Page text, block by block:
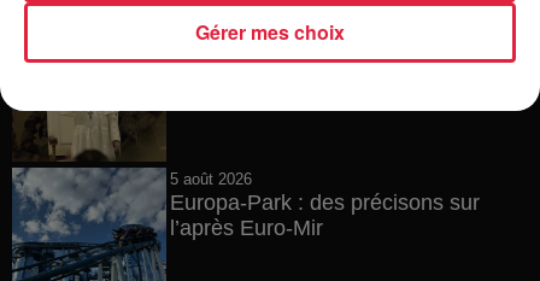
Les dernières infos sur la venue du
pape à Metz en septembre
5 août 2026
Europa-Park : des précisons sur
l’après Euro-Mir
Gérer mes choix